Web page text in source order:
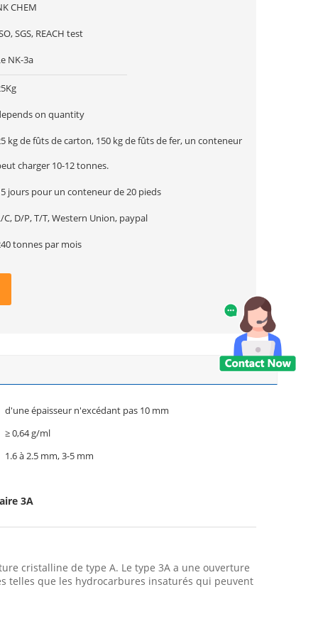
CHEM
SGS, REACH test
NK-3a
on quantity
kg de fûts de carton, 150 kg de fûts de fer, un conteneur
charger 10-12 tonnes.
jours pour un conteneur de 20 pieds
C, D/P, T/T, Western Union, paypal
tonnes par mois
d'une épaisseur n'excédant pas 10 mm
≥ 0,64 g/ml
1.6 à 2.5 mm, 3-5 mm
3A
cristalline de type A. Le type 3A a une ouverture
telles que les hydrocarbures insaturés qui peuvent